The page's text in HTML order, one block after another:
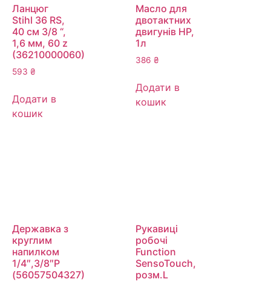
Ланцюг
Stihl 36 RS,
40 см 3/8 “,
1,6 мм, 60 z
(36210000060)
593 ₴
Додати в
кошик
Масло для
двотактних
двигунів HP,
1л
386 ₴
Додати в
кошик
Державка з
круглим
напилком
1/4″,3/8″P
(56057504327)
Рукавиці
робочі
Function
SensoTouch,
розм.L